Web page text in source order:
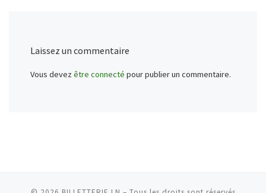
Laissez un commentaire
Vous devezêtre connecté pour publier un commentaire.